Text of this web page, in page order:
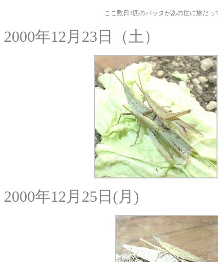
ここ数日3匹のバッタがあの世に旅だ
2000年12月23日（土）
2000年12月25日(月)